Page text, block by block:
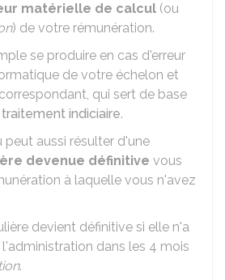
matérielle de calcul (ou
) de votre rémunération.
se produire en cas d'erreur
de votre échelon et
qui sert de base
traitement indiciaire.
peut aussi résulter d'une
devenue définitive vous
à laquelle vous n'avez
devient définitive si elle n'a
dans les 4 mois
.